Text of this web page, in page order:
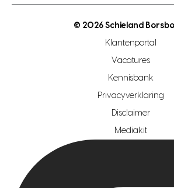
open woningwaarde dag
makelaar regio zoetermeer
hypotheekshop regio den haag
hypotheekshop regio rotterdam
© 2026 Schieland
Klantenportal
Vacatures
Kennisbank
Privacyverklaring
Disclaimer
Mediakit